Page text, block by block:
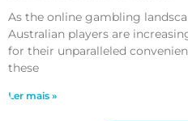
As the online gambling
Australian players are
for their unparalleled
these
Ler mais »